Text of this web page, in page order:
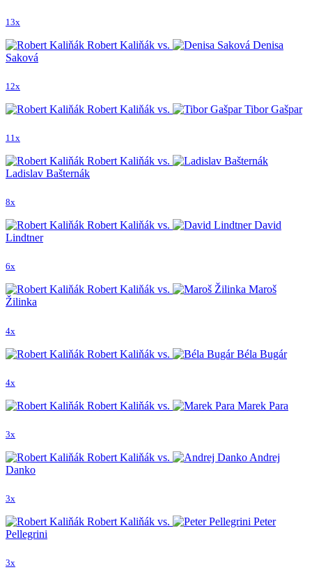
13x
Robert Kaliňák vs.
Denisa
Saková
12x
Robert Kaliňák vs. Tibor Gašpar
11x
Robert Kaliňák vs.
Ladislav Bašternák
8x
Robert Kaliňák vs.
David
Lindtner
6x
Robert Kaliňák vs.
Maroš
Žilinka
4x
Robert Kaliňák vs. Béla Bugár
4x
Robert Kaliňák vs. Marek Para
3x
Robert Kaliňák vs.
Andrej
Danko
3x
Robert Kaliňák vs.
Peter
Pellegrini
3x